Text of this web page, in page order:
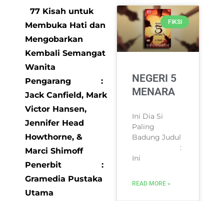
77 Kisah untuk
Membuka Hati dan
Mengobarkan
Kembali Semangat
Wanita
Pengarang :
Jack Canfield, Mark
Victor Hansen,
Jennifer Head
Howthorne, &
Marci Shimoff
Penerbit :
Gramedia Pustaka
Utama
FIKSI
NEGERI 5
MENARA
Ini Dia Si
Paling
Badung Judul
:
Ini
READ MORE »